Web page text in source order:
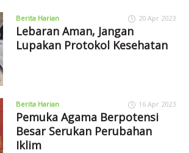
Berita Harian 20 Apr 2023
Lebaran Aman, Jangan
Lupakan Protokol Kesehatan
Berita Harian 16 Apr 2023
Pemuka Agama Berpotensi
Besar Serukan Perubahan
Iklim